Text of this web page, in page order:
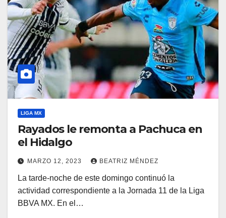
LIGA MX
Rayados le remonta a Pachuca en
el Hidalgo
MARZO 12, 2023 BEATRIZ MÉNDEZ
La tarde-noche de este domingo continuó la
actividad correspondiente a la Jornada 11 de la Liga
BBVA MX. En el…